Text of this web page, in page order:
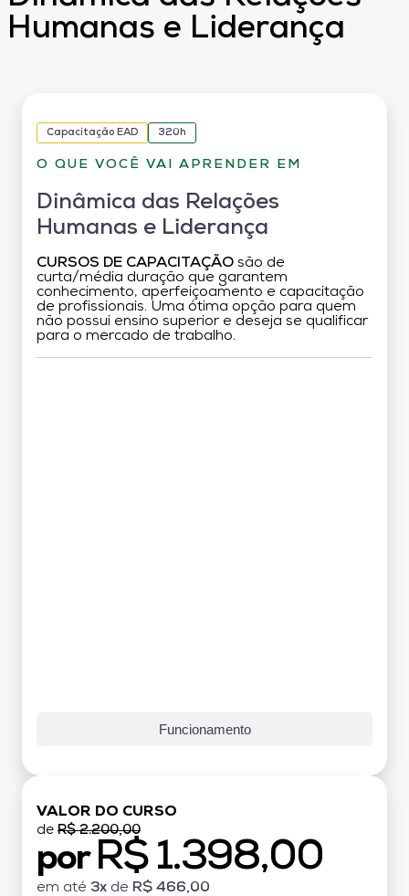
Humanas e Liderança
Capacitação EAD 320h
O QUE VOCÊ VAI APRENDER EM
Dinâmica das Relações
Humanas e Liderança
CURSOS DE CAPACITAÇÃO são de
curta/média duração que garantem
conhecimento, aperfeiçoamento e capacitação
de profissionais. Uma ótima opção para quem
não possui ensino superior e deseja se qualificar
para o mercado de trabalho.
Funcionamento
VALOR DO CURSO
de R$ 2.200,00
por R$ 1.398,00
em até 3x de R$ 466,00